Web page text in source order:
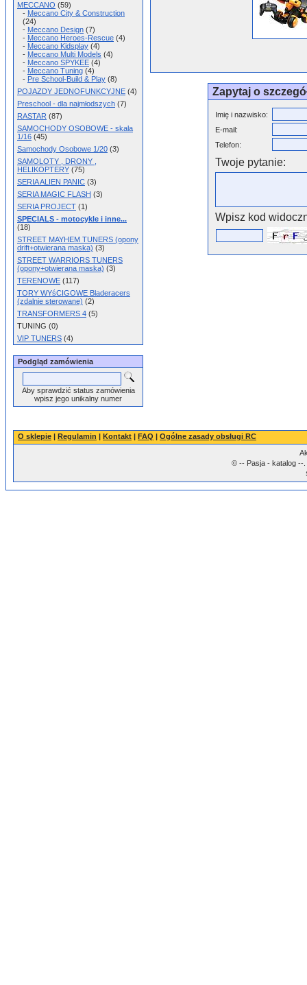
MECCANO (59)
- Meccano City & Construction
(24)
- Meccano Design (7)
- Meccano Heroes-Rescue (4)
- Meccano Kidsplay (4)
- Meccano Multi Models (4)
- Meccano SPYKEE (4)
- Meccano Tuning (4)
- Pre School-Build & Play (8)
POJAZDY JEDNOFUNKCYJNE (4)
Preschool - dla najmłodszych (7)
RASTAR (87)
SAMOCHODY OSOBOWE - skala
1/16 (45)
Samochody Osobowe 1/20 (3)
SAMOLOTY , DRONY ,
HELIKOPTERY (75)
SERIA ALIEN PANIC (3)
SERIA MAGIC FLASH (3)
SERIA PROJECT (1)
SPECIALS - motocykle i inne...
(18)
STREET MAYHEM TUNERS (opony
drift+otwierana maska) (3)
STREET WARRIORS TUNERS
(opony+otwierana maska) (3)
TERENOWE (117)
TORY WYśCIGOWE Bladeracers
(zdalnie sterowane) (2)
TRANSFORMERS 4 (5)
TUNING (0)
VIP TUNERS (4)
Podgląd zamówienia
Aby sprawdzić status zamówienia
wpisz jego unikalny numer
Zapytaj o
Imię i nazwisko:
E-mail:
Telefon:
Twoje pytanie:
Wpisz kod
O sklepie | Regulamin | Kontakt | FAQ | Ogólne zasady obsługi RC
© -- Pasja - katalog --